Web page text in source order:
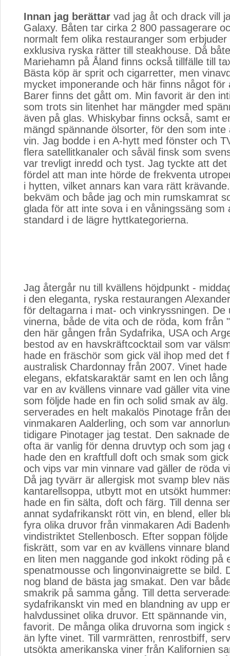
Innan jag berättar vad jag åt och drack vill
Galaxy. Båten tar cirka 2 800 passagerare
normalt fem olika restauranger som erbjuder
exklusiva ryska rätter till steakhouse. Då
Mariehamn på Åland finns också tillfälle till
Bästa köp är sprit och cigarretter, men
mycket imponerande och här finns något för
Barer finns det gått om. Min favorit är den
som trots sin litenhet har mängder med
även på glas. Whiskybar finns också, samt
mängd spännande ölsorter, för den som
vin. Jag bodde i en A-hytt med fönster och
flera satellitkanaler och såväl finsk som
var trevligt inredd och tyst. Jag tyckte att
fördel att man inte hörde de frekventa
i hytten, vilket annars kan vara rätt
bekväm och både jag och min rumskamrat
glada för att inte sova i en våningssäng som
standard i de lägre hyttkategorierna.
Jag återgår nu till kvällens höjdpunkt -
i den eleganta, ryska restaurangen
för deltagarna i mat- och vinkryssningen. De
vinerna, både de vita och de röda, kom från
den här gången från Sydafrika, USA och
bestod av en havskräftcocktail som var
hade en fräschör som gick väl ihop med det
australisk Chardonnay från 2007. Vinet
elegans, ekfatskaraktär samt en len och
var en av kvällens vinnare vad gäller vita
som följde hade en fin och solid smak av
serverades en helt makalös Pinotage från
vinmakaren Aalderling, och som var
tidigare Pinotager jag testat. Den saknade
ofta är vanlig för denna druvtyp och som jag
hade den en kraftfull doft och smak som
och vips var min vinnare vad gäller de röda
Då jag tyvärr är allergisk mot svamp blev
kantarellsoppa, utbytt mot en utsökt
hade en fin sälta, doft och färg. Till denna
annat sydafrikanskt rött vin, en blend, eller
fyra olika druvor från vinmakaren Adi
vindistriktet Stellenbosch. Efter soppan
fiskrätt, som var en av kvällens vinnare
en liten men naggande god inkokt röding på
spenatmousse och lingonvinaigrette se bild.
nog bland de bästa jag smakat. Den var
smakrik på samma gång. Till detta
sydafrikanskt vin med en blandning av upp
halvdussinet olika druvor. Ett spännande
favorit. De många olika druvorna som ingick
än lyfte vinet. Till varmrätten, renrostbiff,
utsökta amerikanska viner från Kalifornien